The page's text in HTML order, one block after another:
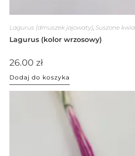
Lagurus (dmuszek jajowaty), Suszone
Lagurus (kolor wrzosowy)
26.00 zł
Dodaj do koszyka